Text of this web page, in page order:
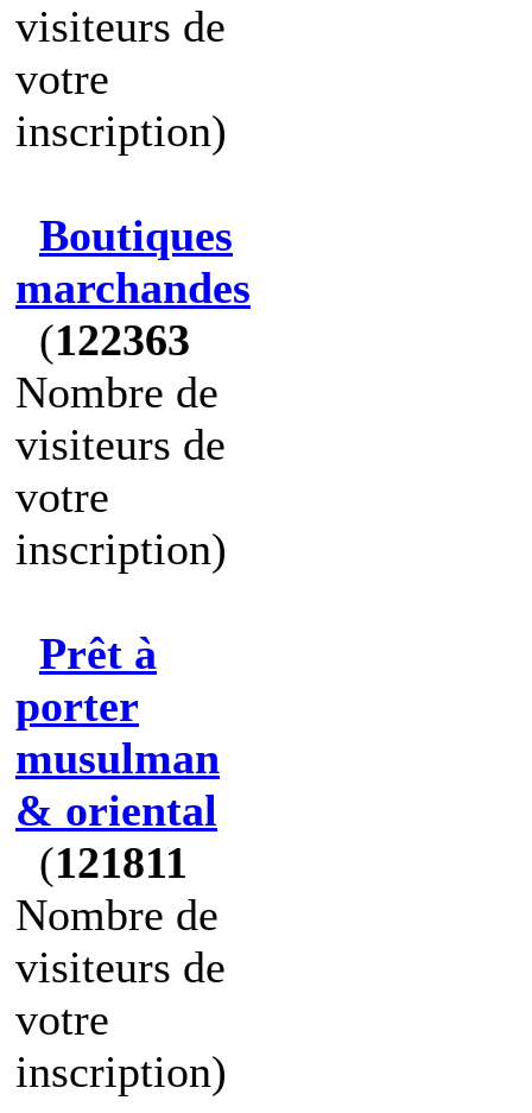
visiteurs de
votre
inscription)
Boutiques
marchandes
(122363
Nombre de
visiteurs de
votre
inscription)
Prêt à
porter
musulman
& oriental
(121811
Nombre de
visiteurs de
votre
inscription)